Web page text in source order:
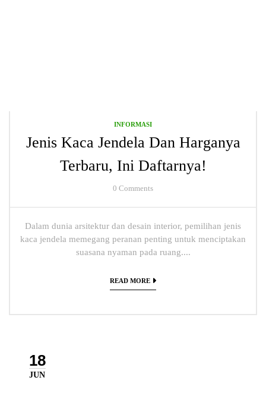
INFORMASI
Jenis Kaca Jendela Dan Harganya
Terbaru, Ini Daftarnya!
0 Comments
Dalam dunia arsitektur dan desain interior, pemilihan jenis
kaca jendela memegang peranan penting untuk menciptakan
suasana nyaman pada ruang....
READ MORE
18
JUN